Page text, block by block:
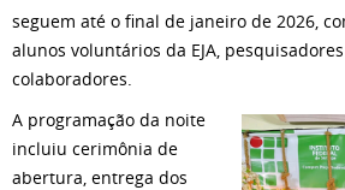
seguem até o final de janeiro de 2026,
alunos voluntários da EJA,
colaboradores.
A programação da noite
incluiu cerimônia de
abertura, entrega dos